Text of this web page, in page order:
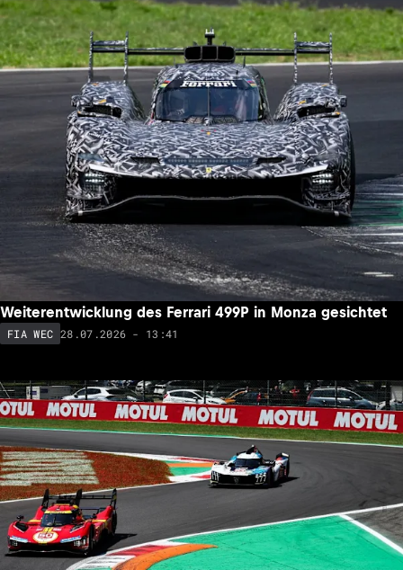
Weiterentwicklung des Ferrari 499P in Monza gesichtet
FIA WEC 28.07.2026 - 13:41